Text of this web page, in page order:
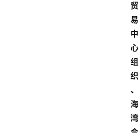
贸
易
中
心
组
织
、
海
湾